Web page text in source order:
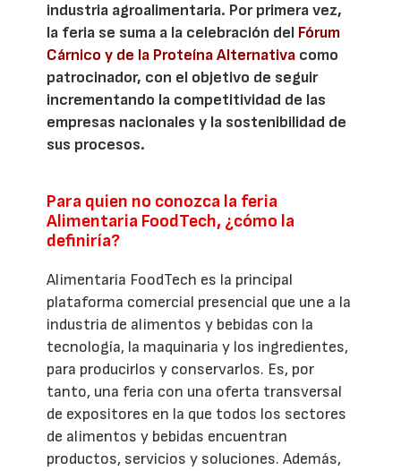
industria agroalimentaria. Por primera vez,
la feria se suma a la celebración del Fórum
Cárnico y de la Proteína Alternativa como
patrocinador, con el objetivo de seguir
incrementando la competitividad de las
empresas nacionales y la sostenibilidad de
sus procesos.
Para quien no conozca la feria
Alimentaria FoodTech, ¿cómo la
definiría?
Alimentaria FoodTech es la principal
plataforma comercial presencial que une a la
industria de alimentos y bebidas con la
tecnología, la maquinaria y los ingredientes,
para producirlos y conservarlos. Es, por
tanto, una feria con una oferta transversal
de expositores en la que todos los sectores
de alimentos y bebidas encuentran
productos, servicios y soluciones. Además,